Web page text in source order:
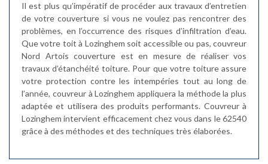
Il est plus qu’impératif de procéder aux travaux d’entretien
de votre couverture si vous ne voulez pas rencontrer des
problèmes, en l’occurrence des risques d’infiltration d’eau.
Que votre toit à Lozinghem soit accessible ou pas, couvreur
Nord Artois couverture est en mesure de réaliser vos
travaux d’étanchéité toiture. Pour que votre toiture assure
votre protection contre les intempéries tout au long de
l’année, couvreur à Lozinghem appliquera la méthode la plus
adaptée et utilisera des produits performants. Couvreur à
Lozinghem intervient efficacement chez vous dans le 62540
grâce à des méthodes et des techniques très élaborées.